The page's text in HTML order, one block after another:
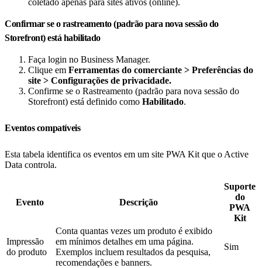
Confirmar se o rastreamento (padrão para nova sessão do
Storefront) está habilitado
Faça login no Business Manager.
Clique em Ferramentas do comerciante > Preferências do
site > Configurações de privacidade.
Confirme se o Rastreamento (padrão para nova sessão do
Storefront) está definido como Habilitado.
Eventos compatíveis
Esta tabela identifica os eventos em um site PWA Kit que o Active
Data controla.
Evento Descrição
Suporte
do
PWA
Kit
Impressão
do produto
Conta quantas vezes um produto é exibido
em mínimos detalhes em uma página.
Exemplos incluem resultados da pesquisa,
recomendações e banners.
Sim